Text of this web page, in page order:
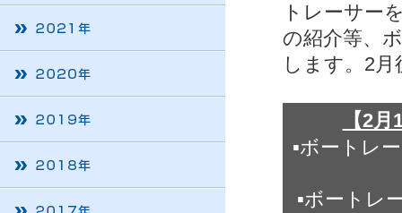
トレーサー
の紹介等、
します。2
【2
▪ボートレ
▪ボートレ